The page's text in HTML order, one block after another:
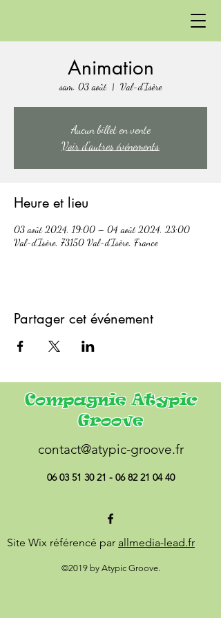
Animation
sam. 03 août
  |
Val-d'Isère
Aucun billet en vente
Voir d'autres événements
Heure et lieu
03 août 2024, 19:00 – 04 août 2024, 23:00
Val-d'Isère, 73150 Val-d'Isère, France
Partager cet événement
Compagnie Atypic
Groove
contact@atypic-groove.fr
06 03 51 30 21 - 06 82 21 04 40
Site Wix référencé par allmedia-lead.fr
©2019 by Atypic Groove.